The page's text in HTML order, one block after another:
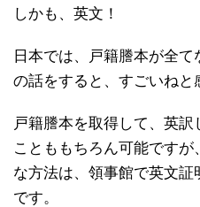
しかも、英文！
日本では、戸籍謄本が全
の話をすると、すごいねと
戸籍謄本を取得して、英
ことももちろん可能です
な方法は、領事館で英文
です。